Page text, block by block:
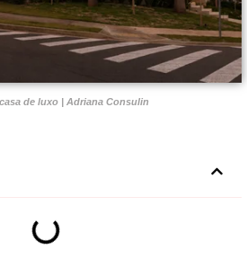
de luxo | Adriana Consulin